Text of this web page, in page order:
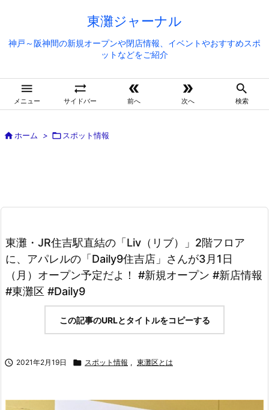
東灘ジャーナル
神戸～阪神間の新規オープンや閉店情報、イベントやおすすめスポ
ットなどをご紹介

メニュー

サイドバー

前へ

次へ

検索
ホーム >  スポット情報
東灘・JR住吉駅直結の「Liv（リブ）」2階フロア
に、アパレルの「Daily9住吉店」さんが3月1日
（月）オープン予定だよ！ #新規オープン #新店情報
#東灘区 #Daily9
この記事のURLとタイトルをコピーする
 2021年2月19日  スポット情報 , 東灘区とは